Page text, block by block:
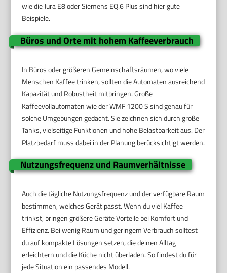
wie die Jura E8 oder Siemens EQ.6 Plus sind hier gute
Beispiele.
Büros und Orte mit hohem Kaffeeverbrauch
In Büros oder größeren Gemeinschaftsräumen, wo viele
Menschen Kaffee trinken, sollten die Automaten ausreichend
Kapazität und Robustheit mitbringen. Große
Kaffeevollautomaten wie der WMF 1200 S sind genau für
solche Umgebungen gedacht. Sie zeichnen sich durch große
Tanks, vielseitige Funktionen und hohe Belastbarkeit aus. Der
Platzbedarf muss dabei in der Planung berücksichtigt werden.
Nutzungsfrequenz und Raumverhältnisse
Auch die tägliche Nutzungsfrequenz und der verfügbare Raum
bestimmen, welches Gerät passt. Wenn du viel Kaffee
trinkst, bringen größere Geräte Vorteile bei Komfort und
Effizienz. Bei wenig Raum und geringem Verbrauch solltest
du auf kompakte Lösungen setzen, die deinen Alltag
erleichtern und die Küche nicht überladen. So findest du für
jede Situation ein passendes Modell.